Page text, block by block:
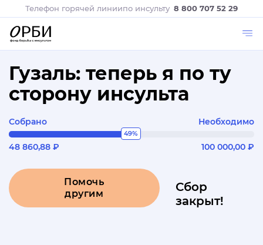
Телефон горячей линиипо инсульту 8 800 707 52 29
Гузаль: теперь я по ту
сторону инсульта
Собрано Необходимо
49%
48 860,88 ₽ 100 000,00 ₽
Помочь
другим
Сбор
закрыт!